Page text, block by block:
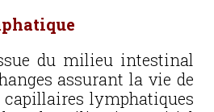
du milieu intestinal
assurant la vie de
capillaires lymphatiques